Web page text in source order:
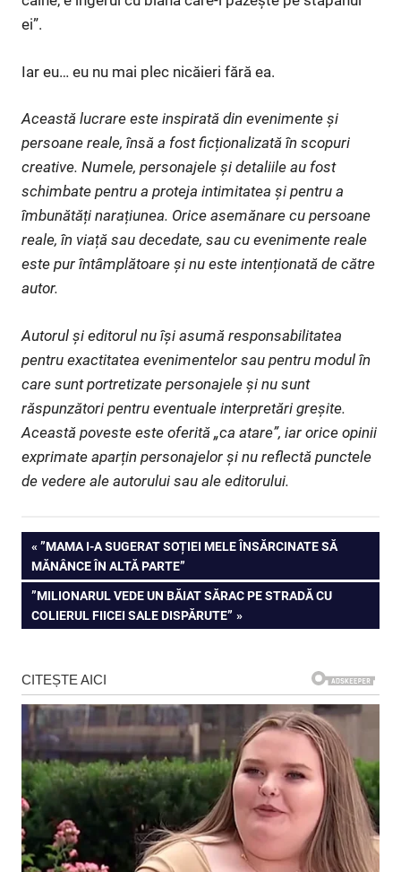
ei”.
Iar eu… eu nu mai plec nicăieri fără ea.
Această lucrare este inspirată din evenimente și
persoane reale, însă a fost ficționalizată în scopuri
creative. Numele, personajele și detaliile au fost
schimbate pentru a proteja intimitatea și pentru a
îmbunătăți narațiunea. Orice asemănare cu persoane
reale, în viață sau decedate, sau cu evenimente reale
este pur întâmplătoare și nu este intenționată de către
autor.
Autorul și editorul nu își asumă responsabilitatea
pentru exactitatea evenimentelor sau pentru modul în
care sunt portretizate personajele și nu sunt
răspunzători pentru eventuale interpretări greșite.
Această poveste este oferită „ca atare”, iar orice opinii
exprimate aparțin personajelor și nu reflectă punctele
de vedere ale autorului sau ale editorului.
Navigare
în
articole
PREVIOUS
POST:
”MAMA I-A SUGERAT SOȚIEI MELE ÎNSĂRCINATE SĂ
MĂNÂNCE ÎN ALTĂ PARTE”
NEXT
POST:
”MILIONARUL VEDE UN BĂIAT SĂRAC PE STRADĂ CU
COLIERUL FIICEI SALE DISPĂRUTE”